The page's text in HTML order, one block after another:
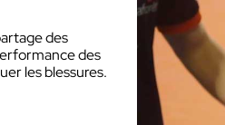
Dédiée aux
amateurs.
Découvrir VOGO STAFF
Dédié aux équipes médicales et
des
des
les blessures.